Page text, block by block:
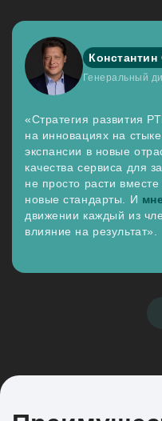
Константин
Генеральный
«Стратегия развития
на инновациях на
экспансии в новые
качества сервиса для
не просто расти
новые стандарты. И
движении каждый из
влияние на результат».